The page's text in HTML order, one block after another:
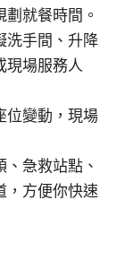
就餐時間。
洗手間、升降
現場服務人
位變動，現場
急救站點、
，方便你快速